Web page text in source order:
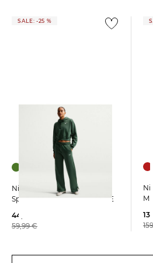
SALE: -25 %
Nike Sportswear | Damen
Sporthose PHOENIX FLEECE
44,99 €
59,99 €
Nike |